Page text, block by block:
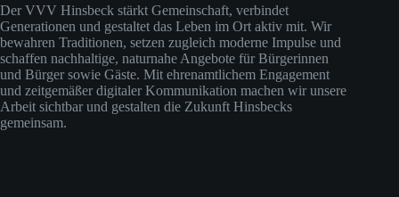
Der VVV Hinsbeck stärkt Gemeinschaft, verbindet
Generationen und gestaltet das Leben im Ort aktiv mit. Wir
bewahren Traditionen, setzen zugleich moderne Impulse und
schaffen nachhaltige, naturnahe Angebote für Bürgerinnen
und Bürger sowie Gäste. Mit ehrenamtlichem Engagement
und zeitgemäßer digitaler Kommunikation machen wir unsere
Arbeit sichtbar und gestalten die Zukunft Hinsbecks
gemeinsam.